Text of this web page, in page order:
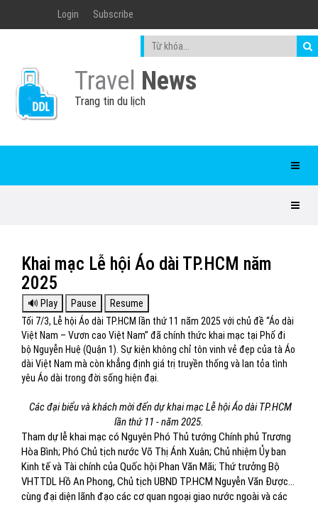
Login Subscribe
Travel News
Trang tin du lịch
Khai mạc Lễ hội Áo dài TP.HCM năm
2025
Tối 7/3, Lễ hội Áo dài TP.HCM lần thứ 11 năm 2025 với chủ đề “Áo dài
Việt Nam – Vươn cao Việt Nam” đã chính thức khai mạc tại Phố đi
bộ Nguyễn Huệ (Quận 1). Sự kiện không chỉ tôn vinh vẻ đẹp của tà Áo
dài Việt Nam mà còn khẳng định giá trị truyền thống và lan tỏa tình
yêu Áo dài trong đời sống hiện đại.
Các đại biểu và khách mời đến dự khai mạc Lễ hội Áo dài TP.HCM
lần thứ 11 - năm 2025.
Tham dự lễ khai mạc có Nguyên Phó Thủ tướng Chính phủ Trương
Hòa Bình; Phó Chủ tịch nước Võ Thị Ánh Xuân; Chủ nhiệm Ủy ban
Kinh tế và Tài chính của Quốc hội Phan Văn Mãi; Thứ trưởng Bộ
VHTTDL Hồ An Phong, Chủ tịch UBND TP.HCM Nguyễn Văn Được...
cùng đại diện lãnh đạo các cơ quan ngoại giao nước ngoài và các